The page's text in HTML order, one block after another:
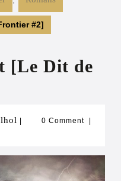
#2]
[Le Dit de
Léa
0 Comment